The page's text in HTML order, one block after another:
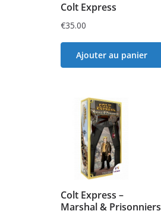
Colt Express
€35.00
Ajouter au panier
Colt Express –
Marshal & Prisonniers